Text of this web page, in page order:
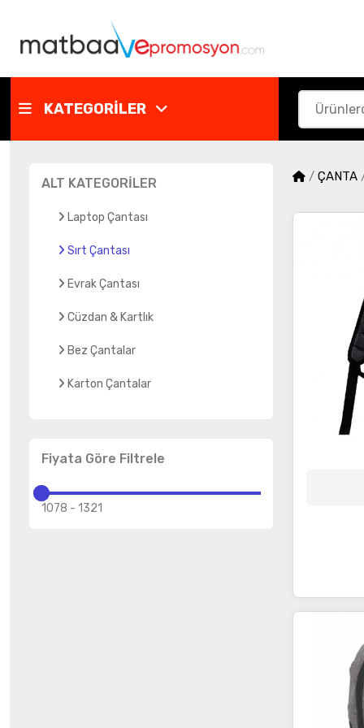
KATEGORİLER
ALT KATEGORİLER
Laptop Çantası
Sırt Çantası
Evrak Çantası
Cüzdan & Kartlık
Bez Çantalar
Karton Çantalar
Fiyata Göre Filtrele
1078 - 1321
/ ÇANTA